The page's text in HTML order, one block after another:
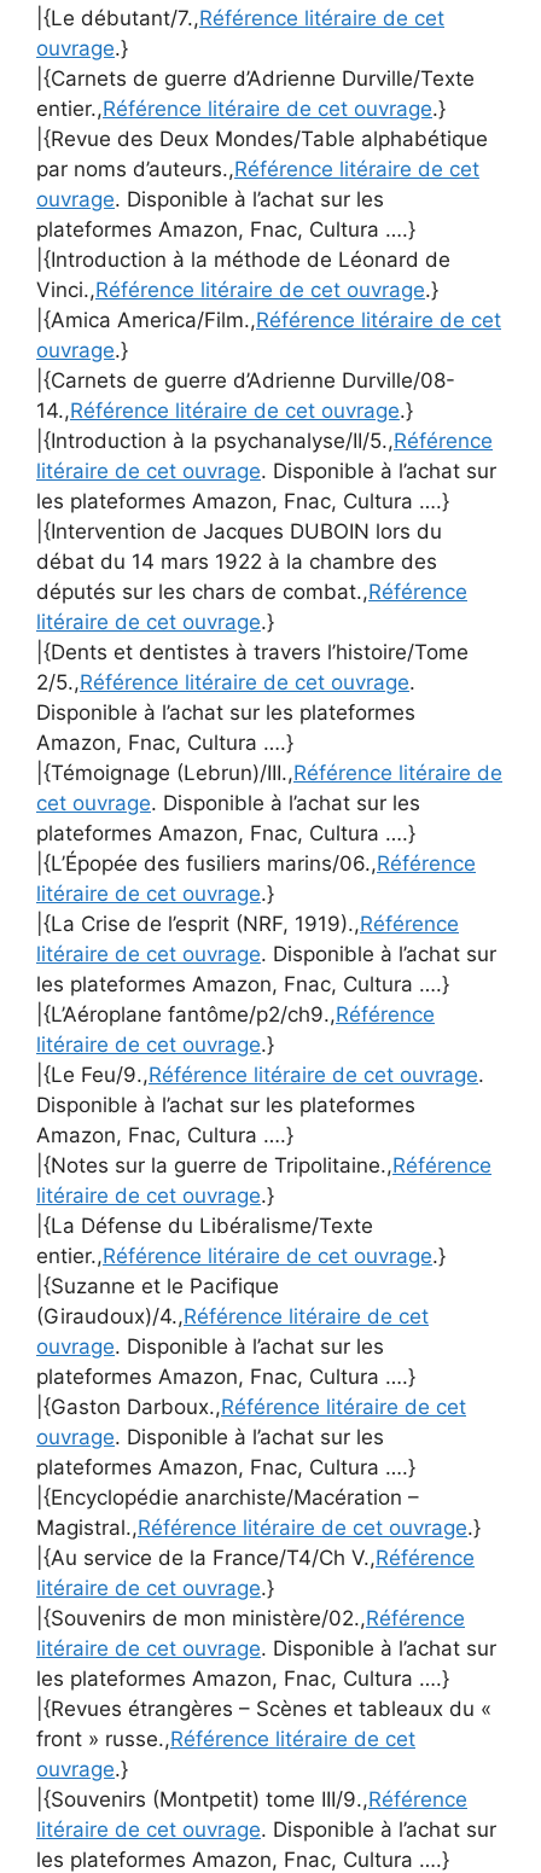
|{Le débutant/7.,Référence litéraire de cet
ouvrage.}
|{Carnets de guerre d’Adrienne Durville/Texte
entier.,Référence litéraire de cet ouvrage.}
|{Revue des Deux Mondes/Table alphabétique
par noms d’auteurs.,Référence litéraire de cet
ouvrage. Disponible à l’achat sur les
plateformes Amazon, Fnac, Cultura ….}
|{Introduction à la méthode de Léonard de
Vinci.,Référence litéraire de cet ouvrage.}
|{Amica America/Film.,Référence litéraire de cet
ouvrage.}
|{Carnets de guerre d’Adrienne Durville/08-
14.,Référence litéraire de cet ouvrage.}
|{Introduction à la psychanalyse/II/5.,Référence
litéraire de cet ouvrage. Disponible à l’achat sur
les plateformes Amazon, Fnac, Cultura ….}
|{Intervention de Jacques DUBOIN lors du
débat du 14 mars 1922 à la chambre des
députés sur les chars de combat.,Référence
litéraire de cet ouvrage.}
|{Dents et dentistes à travers l’histoire/Tome
2/5.,Référence litéraire de cet ouvrage.
Disponible à l’achat sur les plateformes
Amazon, Fnac, Cultura ….}
|{Témoignage (Lebrun)/III.,Référence litéraire de
cet ouvrage. Disponible à l’achat sur les
plateformes Amazon, Fnac, Cultura ….}
|{L’Épopée des fusiliers marins/06.,Référence
litéraire de cet ouvrage.}
|{La Crise de l’esprit (NRF, 1919).,Référence
litéraire de cet ouvrage. Disponible à l’achat sur
les plateformes Amazon, Fnac, Cultura ….}
|{L’Aéroplane fantôme/p2/ch9.,Référence
litéraire de cet ouvrage.}
|{Le Feu/9.,Référence litéraire de cet ouvrage.
Disponible à l’achat sur les plateformes
Amazon, Fnac, Cultura ….}
|{Notes sur la guerre de Tripolitaine.,Référence
litéraire de cet ouvrage.}
|{La Défense du Libéralisme/Texte
entier.,Référence litéraire de cet ouvrage.}
|{Suzanne et le Pacifique
(Giraudoux)/4.,Référence litéraire de cet
ouvrage. Disponible à l’achat sur les
plateformes Amazon, Fnac, Cultura ….}
|{Gaston Darboux.,Référence litéraire de cet
ouvrage. Disponible à l’achat sur les
plateformes Amazon, Fnac, Cultura ….}
|{Encyclopédie anarchiste/Macération –
Magistral.,Référence litéraire de cet ouvrage.}
|{Au service de la France/T4/Ch V.,Référence
litéraire de cet ouvrage.}
|{Souvenirs de mon ministère/02.,Référence
litéraire de cet ouvrage. Disponible à l’achat sur
les plateformes Amazon, Fnac, Cultura ….}
|{Revues étrangères – Scènes et tableaux du «
front » russe.,Référence litéraire de cet
ouvrage.}
|{Souvenirs (Montpetit) tome III/9.,Référence
litéraire de cet ouvrage. Disponible à l’achat sur
les plateformes Amazon, Fnac, Cultura ….}